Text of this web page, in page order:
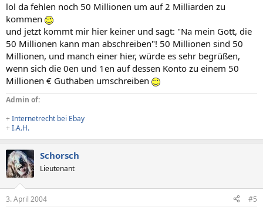
lol da fehlen noch 50 Millionen um auf 2 Milliarden zu
kommen
und jetzt kommt mir hier keiner und sagt: "Na mein Gott, die
50 Millionen kann man abschreiben"! 50 Millionen sind 50
Millionen, und manch einer hier, würde es sehr begrüßen,
wenn sich die 0en und 1en auf dessen Konto zu einem 50
Millionen € Guthaben umschreiben
Admin of:
+Internetrecht bei Ebay
+I.A.H.
Schorsch
Lieutenant
3. April 2004 #5